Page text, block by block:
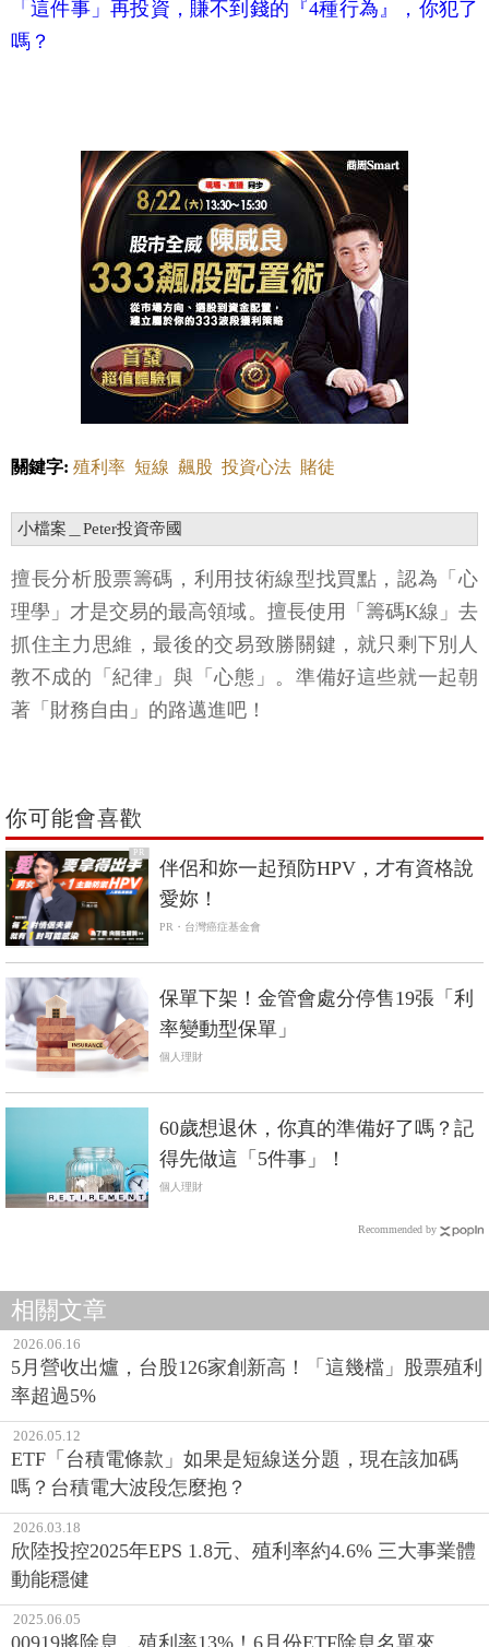
「這件事」再投資，賺不到錢的『4種行為』，你犯了
嗎？
關鍵字: 殖利率 短線 飆股 投資心法 賭徒
小檔案＿Peter投資帝國
擅長分析股票籌碼，利用技術線型找買點，認為「心
理學」才是交易的最高領域。擅長使用「籌碼K線」去
抓住主力思維，最後的交易致勝關鍵，就只剩下別人
教不成的「紀律」與「心態」。準備好這些就一起朝
著「財務自由」的路邁進吧！
你可能會喜歡
PR
伴侶和妳一起預防HPV，才有資格說
愛妳！
PR・台灣癌症基金會
保單下架！金管會處分停售19張「利
率變動型保單」
個人理財
60歲想退休，你真的準備好了嗎？記
得先做這「5件事」！
個人理財
Recommended by
相關文章
2026.06.16
5月營收出爐，台股126家創新高！「這幾檔」股票殖利
率超過5%
2026.05.12
ETF「台積電條款」如果是短線送分題，現在該加碼
嗎？台積電大波段怎麼抱？
2026.03.18
欣陸投控2025年EPS 1.8元、殖利率約4.6% 三大事業體
動能穩健
2025.06.05